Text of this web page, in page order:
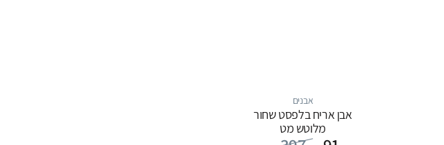
אבנים
אבן אריח בלפסט שחור
מלוטש מט